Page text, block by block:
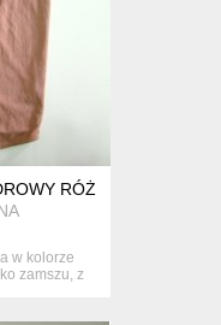
RÓŻ XS/S
w kolorze
zamszu, z